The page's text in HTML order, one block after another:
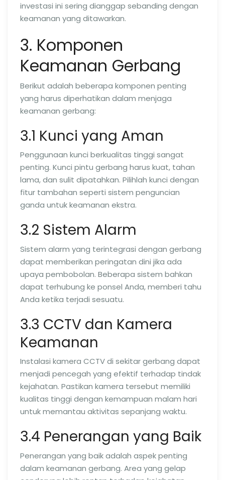
investasi ini sering dianggap sebanding dengan
keamanan yang ditawarkan.
3. Komponen
Keamanan Gerbang
Berikut adalah beberapa komponen penting
yang harus diperhatikan dalam menjaga
keamanan gerbang:
3.1 Kunci yang Aman
Penggunaan kunci berkualitas tinggi sangat
penting. Kunci pintu gerbang harus kuat, tahan
lama, dan sulit dipatahkan. Pilihlah kunci dengan
fitur tambahan seperti sistem penguncian
ganda untuk keamanan ekstra.
3.2 Sistem Alarm
Sistem alarm yang terintegrasi dengan gerbang
dapat memberikan peringatan dini jika ada
upaya pembobolan. Beberapa sistem bahkan
dapat terhubung ke ponsel Anda, memberi tahu
Anda ketika terjadi sesuatu.
3.3 CCTV dan Kamera
Keamanan
Instalasi kamera CCTV di sekitar gerbang dapat
menjadi pencegah yang efektif terhadap tindak
kejahatan. Pastikan kamera tersebut memiliki
kualitas tinggi dengan kemampuan malam hari
untuk memantau aktivitas sepanjang waktu.
3.4 Penerangan yang Baik
Penerangan yang baik adalah aspek penting
dalam keamanan gerbang. Area yang gelap